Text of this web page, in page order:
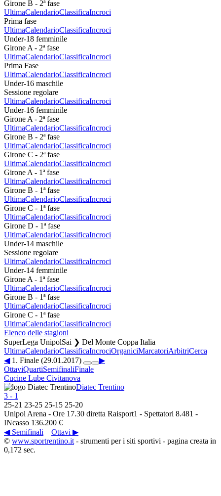
Girone B - 2ª fase
UltimaCalendarioClassificaIncroci
Prima fase
UltimaCalendarioClassificaIncroci
Under-18 femminile
Girone A - 2ª fase
UltimaCalendarioClassificaIncroci
Prima Fase
UltimaCalendarioClassificaIncroci
Under-16 maschile
Sessione regolare
UltimaCalendarioClassificaIncroci
Under-16 femminile
Girone A - 2ª fase
UltimaCalendarioClassificaIncroci
Girone B - 2ª fase
UltimaCalendarioClassificaIncroci
Girone C - 2ª fase
UltimaCalendarioClassificaIncroci
Girone A - 1ª fase
UltimaCalendarioClassificaIncroci
Girone B - 1ª fase
UltimaCalendarioClassificaIncroci
Girone C - 1ª fase
UltimaCalendarioClassificaIncroci
Girone D - 1ª fase
UltimaCalendarioClassificaIncroci
Under-14 maschile
Sessione regolare
UltimaCalendarioClassificaIncroci
Under-14 femminile
Girone A - 1ª fase
UltimaCalendarioClassificaIncroci
Girone B - 1ª fase
UltimaCalendarioClassificaIncroci
Girone C - 1ª fase
UltimaCalendarioClassificaIncroci
Elenco delle stagioni
SuperLega UnipolSai ❯ Del Monte Coppa Italia
UltimaCalendarioClassificaIncrociOrganiciMarcatoriArbitriCerca
◀1. Finale (29.01.2017)
▶
OttaviQuartiSemifinaliFinale
Cucine Lube Civitanova
Diatec Trentino
3 - 1
25-21 23-25 25-15 25-20
Unipol Arena - Ore 17.30 diretta Raisport1 - Spettatori 8.481 -
INcasso 136.200 €
◀ Semifinali
Ottavi ▶
© www.sportrentino.it - strumenti per i siti sportivi - pagina creata in
0,172 sec.